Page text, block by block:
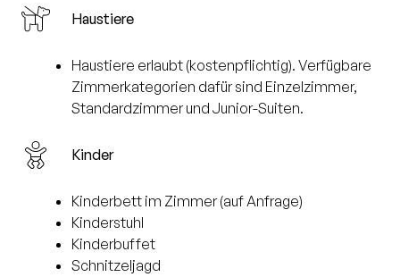
Haustiere
Haustiere erlaubt (kostenpflichtig). Verfügbare
Zimmerkategorien dafür sind Einzelzimmer,
Standardzimmer und Junior-Suiten.
Kinder
Kinderbett im Zimmer (auf Anfrage)
Kinderstuhl
Kinderbuffet
Schnitzeljagd